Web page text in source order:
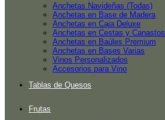
Anchetas Navideñas (Todas)
Anchetas en Base de Madera
Anchetas en Caja Deluxe
Anchetas en Cestas y Canastos
Anchetas en Baúles Premium
Anchetas en Bases Varias
Vinos Personalizados
Accesorios para Vino
Tablas de Quesos
Frutas